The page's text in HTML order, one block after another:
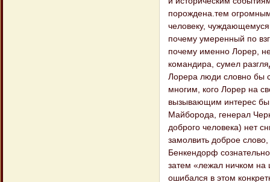
порождена.тем
человеку,
почему умеренный по
почему именно Лорер,
командира, сумел
Лорера люди словно бы
многим, кого Лорер на
вызывающим интерес
Майборода, генерал
доброго человека) нет
замолвить доброе
Бенкендорф
затем «лежал ничком
ошибался в этом